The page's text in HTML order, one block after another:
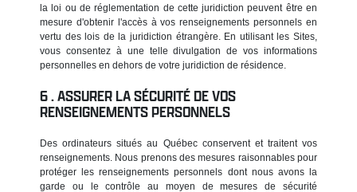
la loi ou de réglementation de cette juridiction peuvent être en
mesure d'obtenir l'accès à vos renseignements personnels en
vertu des lois de la juridiction étrangère. En utilisant les Sites,
vous consentez à une telle divulgation de vos informations
personnelles en dehors de votre juridiction de résidence.
ASSURER LA SÉCURITÉ DE VOS
RENSEIGNEMENTS PERSONNELS
Des ordinateurs situés au Québec conservent et traitent vos
renseignements. Nous prenons des mesures raisonnables pour
protéger les renseignements personnels dont nous avons la
garde ou le contrôle au moyen de mesures de sécurité